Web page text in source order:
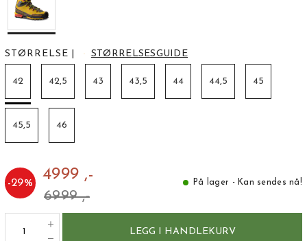
STØRRELSE STØRRELSESGUIDE
42 42,5 43 43,5 44 44,5 45
45,5 46
-29% 4999 ,-
6999 ,-
På lager - Kan sendes nå!
LEGG I HANDLEKURV